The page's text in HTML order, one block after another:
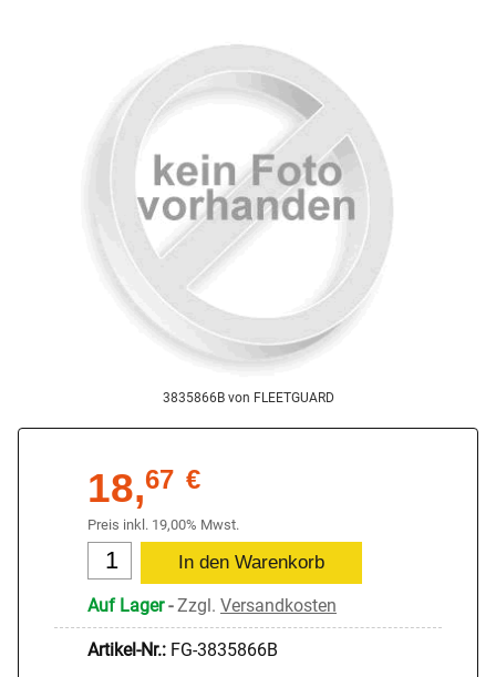
3835866B von FLEETGUARD
18,67 €
Preis inkl. 19,00% Mwst.
Auf Lager-Zzgl. Versandkosten
Artikel-Nr.: FG-3835866B